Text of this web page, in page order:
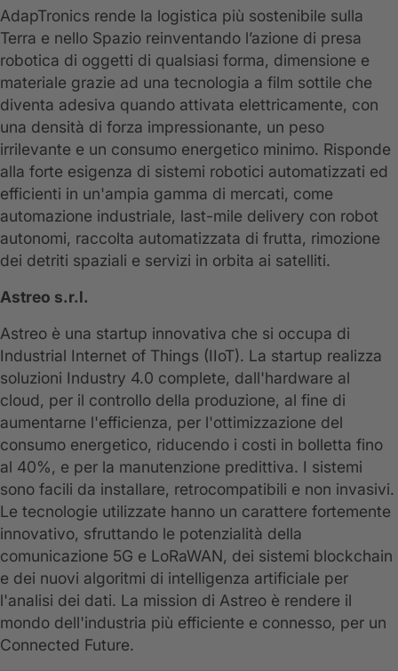
AdapTronics rende la logistica più sostenibile sulla
Terra e nello Spazio reinventando l’azione di presa
robotica di oggetti di qualsiasi forma, dimensione e
materiale grazie ad una tecnologia a film sottile che
diventa adesiva quando attivata elettricamente, con
una densità di forza impressionante, un peso
irrilevante e un consumo energetico minimo. Risponde
alla forte esigenza di sistemi robotici automatizzati ed
efficienti in un'ampia gamma di mercati, come
automazione industriale, last-mile delivery con robot
autonomi, raccolta automatizzata di frutta, rimozione
dei detriti spaziali e servizi in orbita ai satelliti.
Astreo s.r.l.
Astreo è una startup innovativa che si occupa di
Industrial Internet of Things (IIoT). La startup realizza
soluzioni Industry 4.0 complete, dall'hardware al
cloud, per il controllo della produzione, al fine di
aumentarne l'efficienza, per l'ottimizzazione del
consumo energetico, riducendo i costi in bolletta fino
al 40%, e per la manutenzione predittiva. I sistemi
sono facili da installare, retrocompatibili e non invasivi.
Le tecnologie utilizzate hanno un carattere fortemente
innovativo, sfruttando le potenzialità della
comunicazione 5G e LoRaWAN, dei sistemi blockchain
e dei nuovi algoritmi di intelligenza artificiale per
l'analisi dei dati. La mission di Astreo è rendere il
mondo dell'industria più efficiente e connesso, per un
Connected Future.